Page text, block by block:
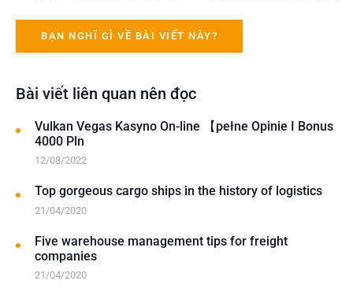
Bài viết liên quan nên đọc
Vulkan Vegas Kasyno On-line 【pełne Opinie I Bonus
4000 Pln
12/08/2022
Top gorgeous cargo ships in the history of logistics
21/04/2020
Five warehouse management tips for freight
companies
21/04/2020